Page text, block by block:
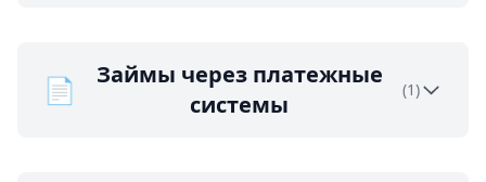
📄
Займы через платежные
системы
(1)